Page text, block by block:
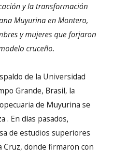
y la transformación
Muyurina en Montero,
y mujeres que forjaron
cruceño.
de la Universidad
Grande, Brasil, la
de Muyurina se
. En días pasados,
de estudios superiores
donde firmaron con